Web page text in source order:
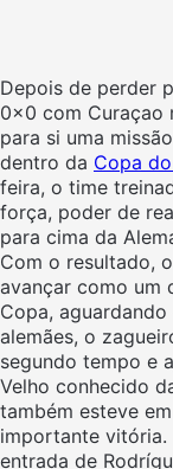
Depois de perder
0x0 com Curaçao
para si uma
dentro da Copa
feira, o time
força, poder de
para cima da
Com o resultado,
avançar como um
Copa,
alemães, o
segundo tempo e
Velho conhecido
também esteve
importante vitória.
entrada de